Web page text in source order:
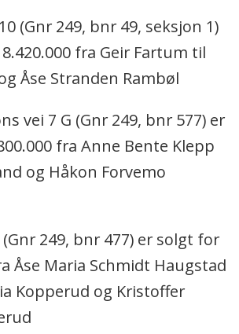
(Gnr 249, bnr 49, seksjon 1)
fra Geir Fartum til
Åse Stranden Rambøl
vei 7 G (Gnr 249, bnr 577) er
fra Anne Bente Klepp
og Håkon Forvemo
249, bnr 477) er solgt for
Åse Maria Schmidt Haugstad
Kopperud og Kristoffer